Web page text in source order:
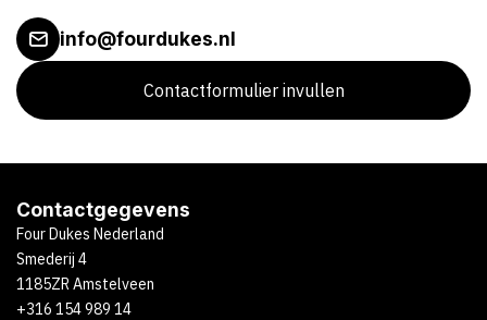
info@fourdukes.nl
Contactformulier invullen
Contactgegevens
Four Dukes Nederland
Smederij 4
1185ZR Amstelveen
+316 154 989 14